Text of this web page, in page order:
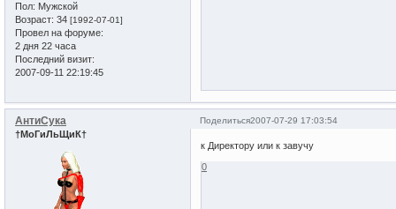
Пол: Мужской
Возраст: 34 [1992-07-01]
Провел на форуме:
2 дня 22 часа
Последний визит:
2007-09-11 22:19:45
Поделиться2007-07-29 17:03:54
АнтиСука
†МоГиЛьЩиК†
к Директору или к завучу
0